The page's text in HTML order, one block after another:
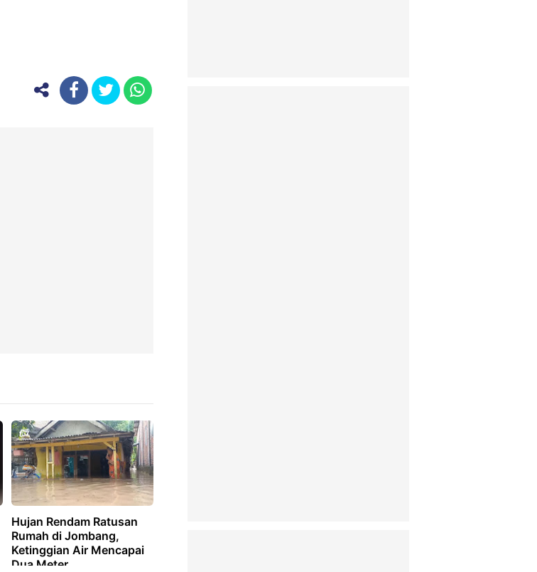
Hujan Rendam Ratusan
Rumah di Jombang,
Ketinggian Air Mencapai
Dua Meter